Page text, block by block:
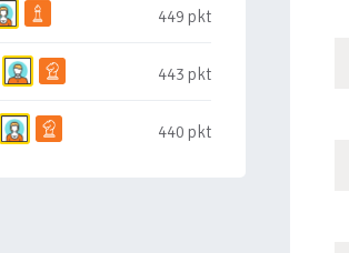
449 pkt
443 pkt
440 pkt